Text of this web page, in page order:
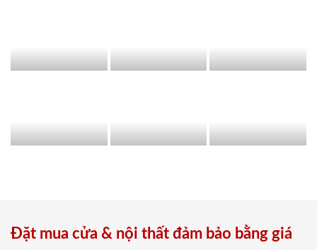
Đặt mua cửa & nội thất đảm bảo bằng giá